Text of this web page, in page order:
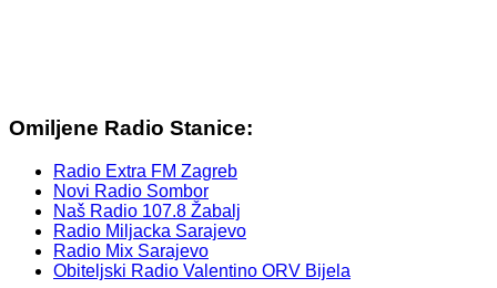
Omiljene Radio Stanice:
Radio Extra FM Zagreb
Novi Radio Sombor
Naš Radio 107.8 Žabalj
Radio Miljacka Sarajevo
Radio Mix Sarajevo
Obiteljski Radio Valentino ORV Bijela